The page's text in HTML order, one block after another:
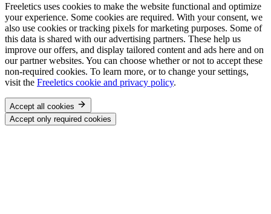
Freeletics uses cookies to make the website functional and optimize
your experience. Some cookies are required. With your consent, we
also use cookies or tracking pixels for marketing purposes. Some of
this data is shared with our advertising partners. These help us
improve our offers, and display tailored content and ads here and on
our partner websites. You can choose whether or not to accept these
non-required cookies. To learn more, or to change your settings,
visit the Freeletics cookie and privacy policy.
Accept all cookies
Accept only required cookies